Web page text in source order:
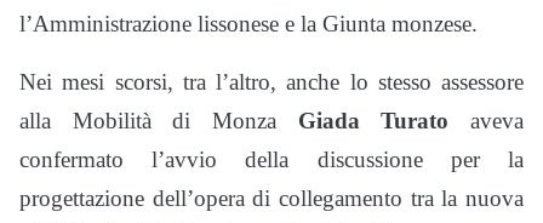
l’Amministrazione lissonese e la Giunta monzese.
Nei mesi scorsi, tra l’altro, anche lo stesso assessore
alla Mobilità di Monza Giada Turato aveva
confermato l’avvio della discussione per la
progettazione dell’opera di collegamento tra la nuova